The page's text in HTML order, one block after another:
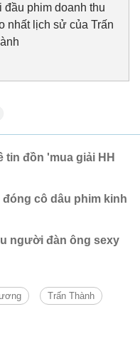
đầu phim doanh thu
nhất lịch sử của Trấn
tin đồn 'mua giải HH
cô dâu phim kinh
người đàn ông sexy
Trấn Thành